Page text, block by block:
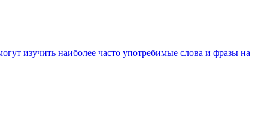
изучить наиболее часто употребимые слова и фразы на